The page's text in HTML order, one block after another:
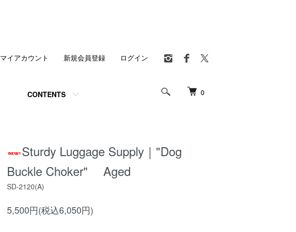
0
CONTENTS
マイアカウント 新規会員登録 ログイン
Sturdy Luggage Supply｜"Dog
Buckle Choker" Aged
SD-2120(A)
5,500円(税込6,050円)